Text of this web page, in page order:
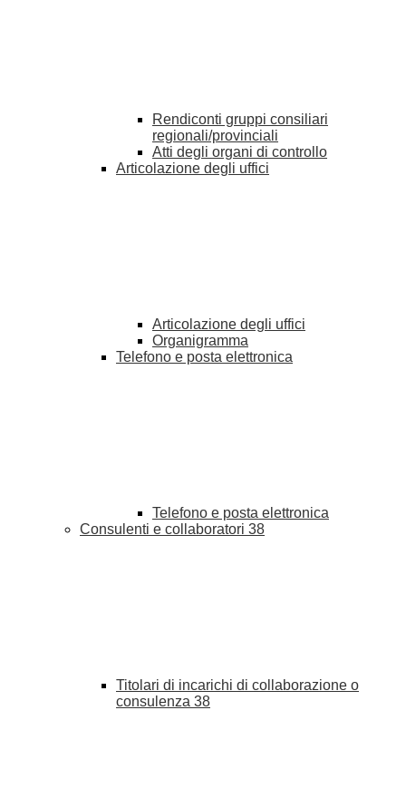
Rendiconti gruppi consiliari
regionali/provinciali
Atti degli organi di controllo
Articolazione degli uffici
Articolazione degli uffici
Organigramma
Telefono e posta elettronica
Telefono e posta elettronica
Consulenti e collaboratori 38
Titolari di incarichi di collaborazione o
consulenza 38